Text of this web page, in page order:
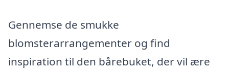
Gennemse de smukke
blomsterarrangementer og find
inspiration til den bårebuket, der vil ære